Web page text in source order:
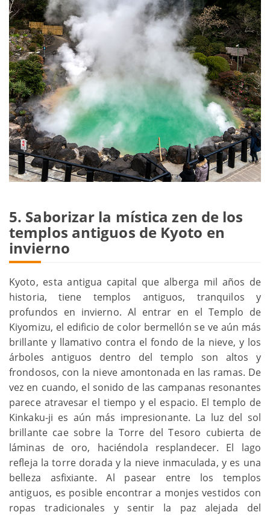
5. Saborizar la mística zen de los
templos antiguos de Kyoto en
invierno
Kyoto, esta antigua capital que alberga mil años de
historia, tiene templos antiguos, tranquilos y
profundos en invierno. Al entrar en el Templo de
Kiyomizu, el edificio de color bermellón se ve aún más
brillante y llamativo contra el fondo de la nieve, y los
árboles antiguos dentro del templo son altos y
frondosos, con la nieve amontonada en las ramas. De
vez en cuando, el sonido de las campanas resonantes
parece atravesar el tiempo y el espacio. El templo de
Kinkaku-ji es aún más impresionante. La luz del sol
brillante cae sobre la Torre del Tesoro cubierta de
láminas de oro, haciéndola resplandecer. El lago
refleja la torre dorada y la nieve inmaculada, y es una
belleza asfixiante. Al pasear entre los templos
antiguos, es posible encontrar a monjes vestidos con
ropas tradicionales y sentir la paz alejada del